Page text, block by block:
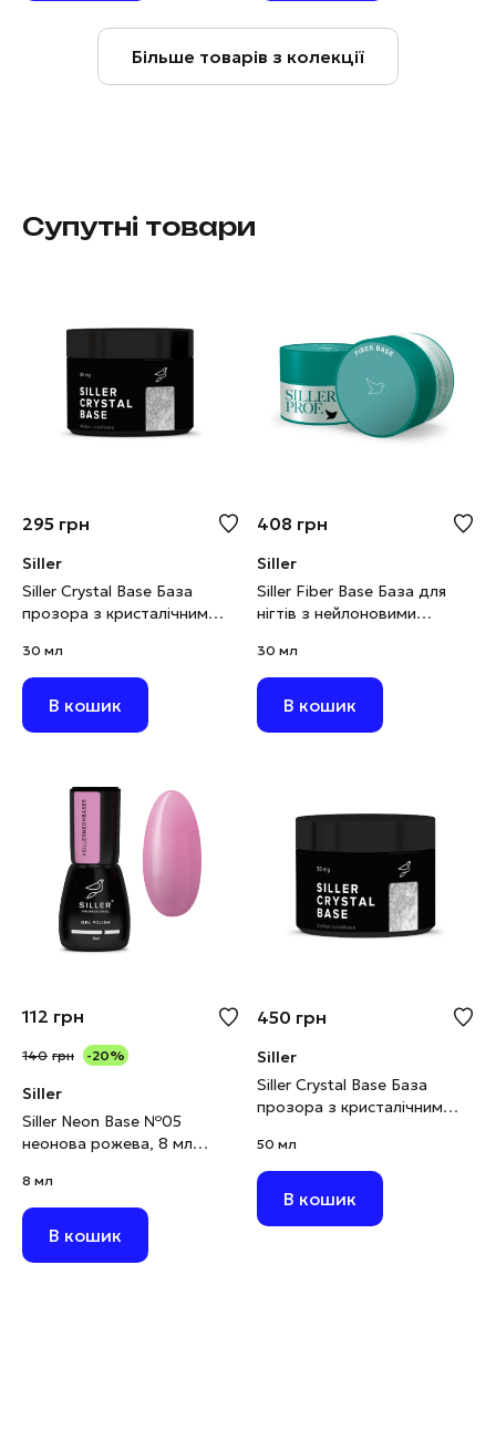
Більше товарів з колекції
Супутні товари
295 грн
Siller
Siller Crystal Base База
прозора з кристалічним
30 мл
В кошик
408 грн
Siller
Siller Fiber Base База для
нігтів з нейлоновими
30 мл
В кошик
112 грн
140 грн -20%
Siller
Siller Neon Base №05
неонова рожева, 8 мл
8 мл
В кошик
450 грн
Siller
Siller Crystal Base База
прозора з кристалічним
50 мл
В кошик